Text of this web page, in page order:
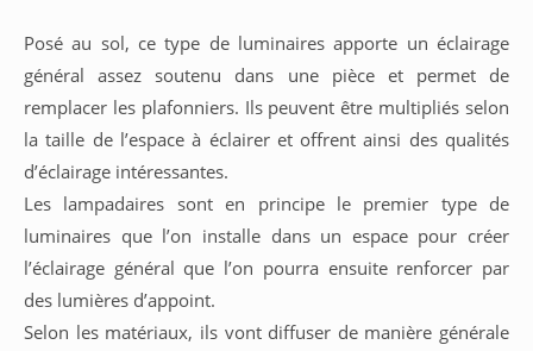
Posé au sol, ce type de luminaires apporte un éclairage
général assez soutenu dans une pièce et permet de
remplacer les plafonniers. Ils peuvent être multipliés selon
la taille de l’espace à éclairer et offrent ainsi des qualités
d’éclairage intéressantes.
Les lampadaires sont en principe le premier type de
luminaires que l’on installe dans un espace pour créer
l’éclairage général que l’on pourra ensuite renforcer par
des lumières d’appoint.
Selon les matériaux, ils vont diffuser de manière générale